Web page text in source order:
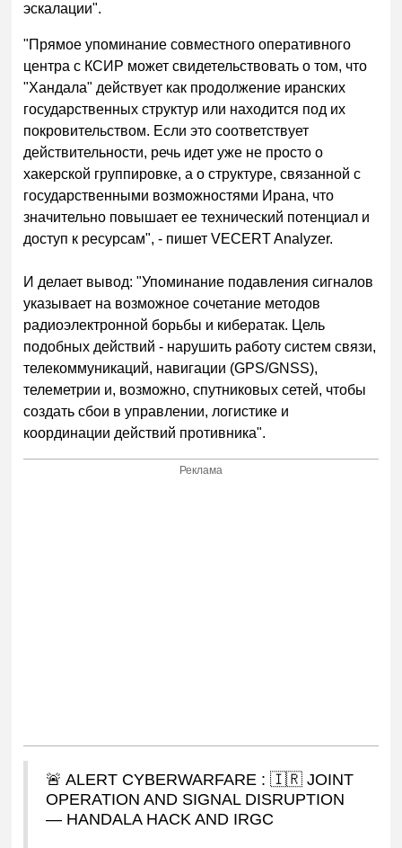
эскалации".
"Прямое упоминание совместного оперативного
центра с КСИР может свидетельствовать о том, что
"Хандала" действует как продолжение иранских
государственных структур или находится под их
покровительством. Если это соответствует
действительности, речь идет уже не просто о
хакерской группировке, а о структуре, связанной с
государственными возможностями Ирана, что
значительно повышает ее технический потенциал и
доступ к ресурсам", - пишетVECERT Analyzer.
И делает вывод: "Упоминание подавления сигналов
указывает на возможное сочетание методов
радиоэлектронной борьбы и кибератак. Цель
подобных действий - нарушить работу систем связи,
телекоммуникаций, навигации (GPS/GNSS),
телеметрии и, возможно, спутниковых сетей, чтобы
создать сбои в управлении, логистике и
координации действий противника".
Реклама
🚨 ALERT CYBERWARFARE : 🇮🇷 JOINT
OPERATION AND SIGNAL DISRUPTION
— HANDALA HACK AND IRGC